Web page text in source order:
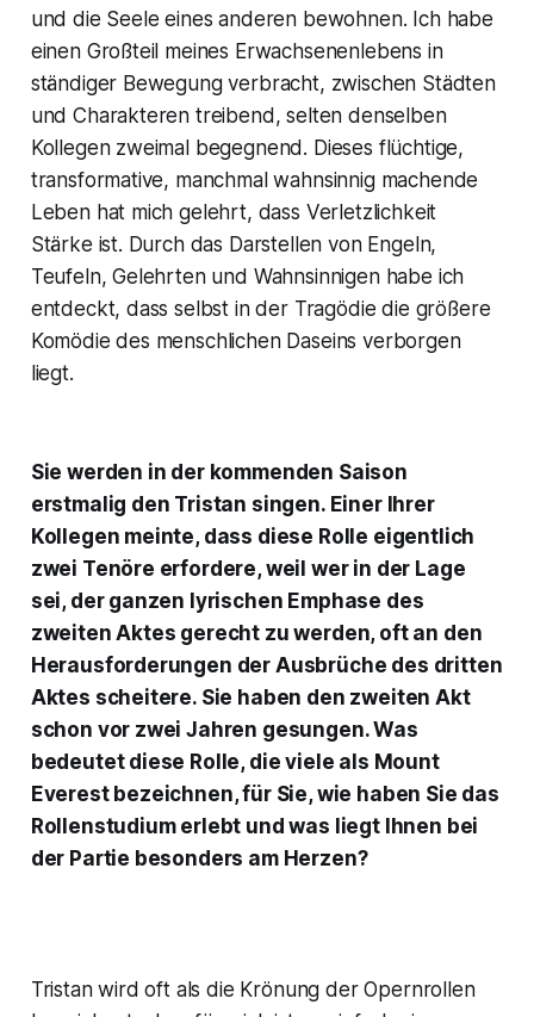
und die Seele eines anderen bewohnen. Ich habe
einen Großteil meines Erwachsenenlebens in
ständiger Bewegung verbracht, zwischen Städten
und Charakteren treibend, selten denselben
Kollegen zweimal begegnend. Dieses flüchtige,
transformative, manchmal wahnsinnig machende
Leben hat mich gelehrt, dass Verletzlichkeit
Stärke ist. Durch das Darstellen von Engeln,
Teufeln, Gelehrten und Wahnsinnigen habe ich
entdeckt, dass selbst in der Tragödie die größere
Komödie des menschlichen Daseins verborgen
liegt.
Sie werden in der kommenden Saison
erstmalig den Tristan singen. Einer Ihrer
Kollegen meinte, dass diese Rolle eigentlich
zwei Tenöre erfordere, weil wer in der Lage
sei, der ganzen lyrischen Emphase des
zweiten Aktes gerecht zu werden, oft an den
Herausforderungen der Ausbrüche des dritten
Aktes scheitere. Sie haben den zweiten Akt
schon vor zwei Jahren gesungen. Was
bedeutet diese Rolle, die viele als Mount
Everest bezeichnen, für Sie, wie haben Sie das
Rollenstudium erlebt und was liegt Ihnen bei
der Partie besonders am Herzen?
Tristan wird oft als die Krönung der Opernrollen